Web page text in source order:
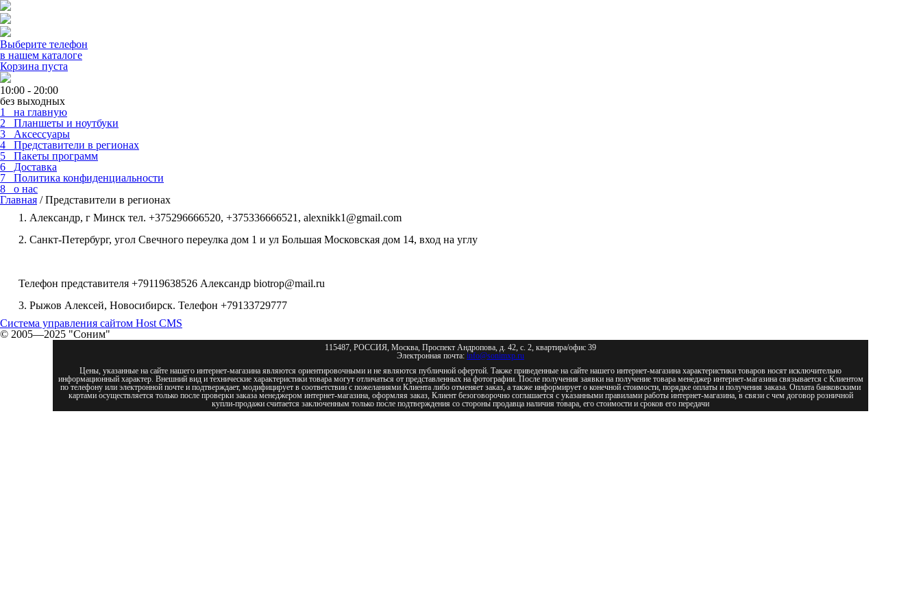
Выберите телефон
в нашем каталоге
Корзина пуста
10:00 - 20:00
без выходных
1 на главную
2 Планшеты и ноутбуки
3 Аксессуары
4 Представители в регионах
5 Пакеты программ
6 Доставка
7 Политика конфиденциальности
8 о нас
Главная /Представители в регионах
1. Александр, г Минск тел. +375296666520, +375336666521, alexnikk1@gmail.com
2. Санкт-Петербург, угол Свечного переулка дом 1 и ул Большая Московская дом 14, вход на углу
Телефон представителя +79119638526 Александр biotrop@mail.ru
3. Рыжов Алексей, Новосибирск. Телефон +79133729777
Система управления сайтом Host CMS
© 2005—2025 "Соним"
115487, РОССИЯ, Москва, Проспект Андропова, д. 42, c. 2, квартира/офис 39
Электронная почта: info@sonimxp.ru
Цены, указанные на сайте нашего интернет-магазина являются ориентировочными и не являются публичной офертой. Также приведенные на сайте нашего интернет-магазина характеристики товаров носят исключительно
информационный характер. Внешний вид и технические характеристики товара могут отличаться от представленных на фотографии. После получения заявки на получение товара менеджер интернет-магазина связывается с Клиентом
по телефону или электронной почте и подтверждает, модифицирует в соответствии с пожеланиями Клиента либо отменяет заказ, а также информирует о конечной стоимости, порядке оплаты и получения заказа. Оплата банковскими
картами осуществляется только после проверки заказа менеджером интернет-магазина, оформляя заказ, Клиент безоговорочно соглашается с указанными правилами работы интернет-магазина, в связи с чем договор розничной
купли-продажи считается заключенным только после подтверждения со стороны продавца наличия товара, его стоимости и сроков его передачи